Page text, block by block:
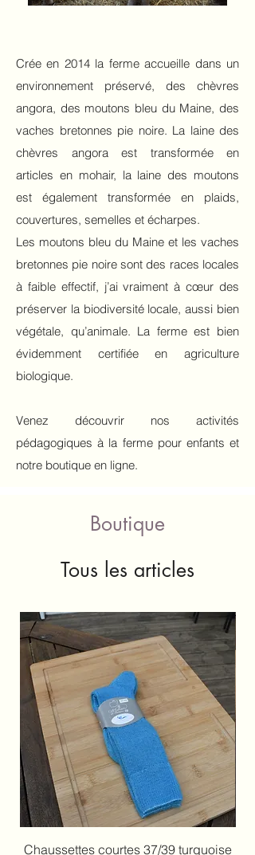
Crée en 2014 la ferme accueille dans un
environnement préservé, des chèvres
angora, des moutons bleu du Maine, des
vaches bretonnes pie noire. La laine des
chèvres angora est transformée en
articles en mohair, la laine des moutons
est également transformée en plaids,
couvertures, semelles et écharpes.
Les moutons bleu du Maine et les vaches
bretonnes pie noire sont des races locales
à faible effectif, j’ai vraiment à cœur des
préserver la biodiversité locale, aussi bien
végétale, qu’animale. La ferme est bien
évidemment certifiée en agriculture
biologique.
Venez découvrir nos activités
pédagogiques à la ferme pour enfants et
notre boutique en ligne.
Boutique
Tous les articles
Chaussettes courtes 37/39 turquoise